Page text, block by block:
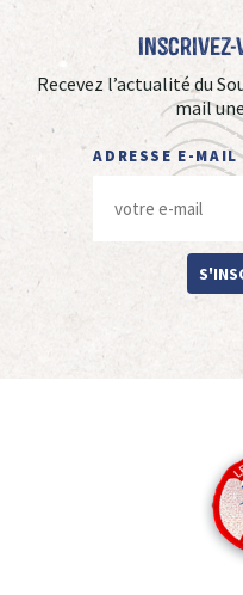
Inscrivez-
Recevez l’actualité du
mail
ADRESSE E-MAIL